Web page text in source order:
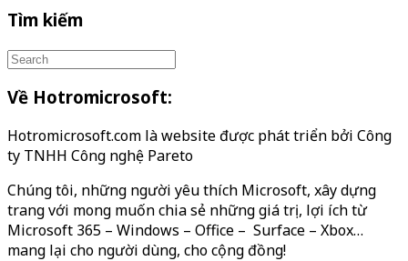
Tìm kiếm
Về Hotromicrosoft:
Hotromicrosoft.com là website được phát triển bởi Công
ty TNHH Công nghệ Pareto
Chúng tôi, những người yêu thích Microsoft, xây dựng
trang với mong muốn chia sẻ những giá trị, lợi ích từ
Microsoft 365 – Windows – Office – Surface – Xbox…
mang lại cho người dùng, cho cộng đồng!